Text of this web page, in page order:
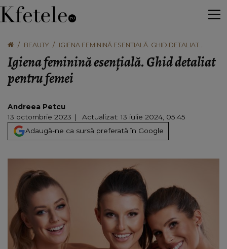
BEAUTY
IGIENA FEMININĂ ESENȚIALĂ. GHID DETALIAT
Igiena feminină esențială. Ghid detaliat
pentru femei
Andreea Petcu
13 octombrie 2023
Actualizat: 13 iulie 2024, 05:45
Adaugă-ne ca sursă preferată în Google